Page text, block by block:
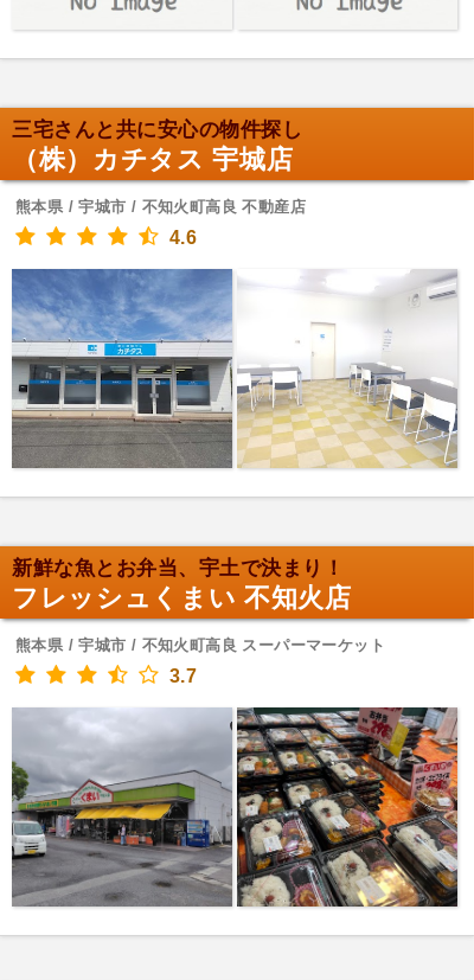
三宅さんと共に安心の物件探し
（株）カチタス 宇城店
熊本県 / 宇城市 / 不知火町高良 不動産店
4.6
新鮮な魚とお弁当、宇土で決まり！
フレッシュくまい 不知火店
熊本県 / 宇城市 / 不知火町高良 スーパーマーケット
3.7